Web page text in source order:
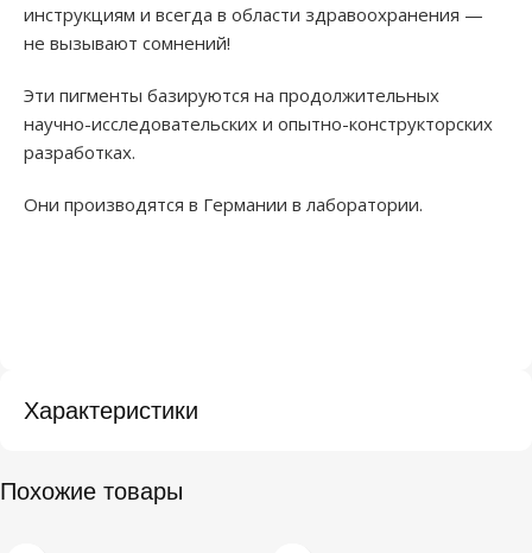
инструкциям и всегда в области здравоохранения —
не вызывают сомнений!
Эти пигменты базируются на продолжительных
научно-исследовательских и опытно-конструкторских
разработках.
Они производятся в Германии в лаборатории.
Характеристики
Похожие товары